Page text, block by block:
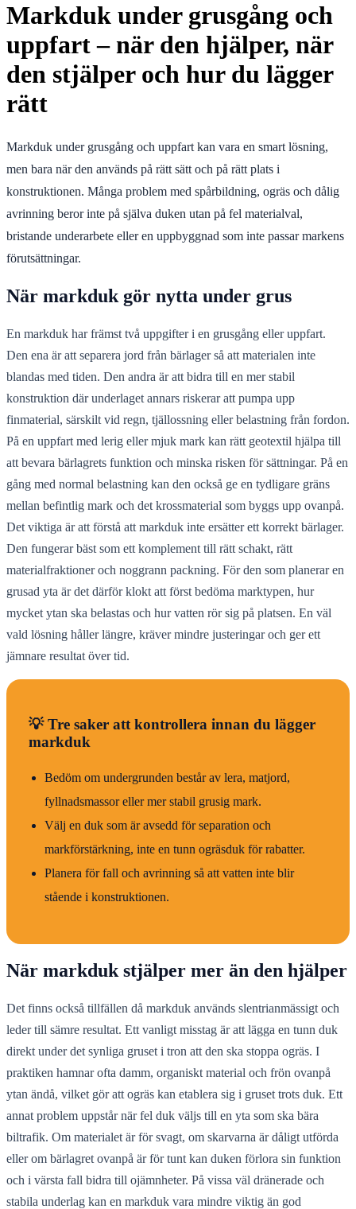
Markduk under grusgång och
uppfart – när den hjälper, när
den stjälper och hur du lägger
rätt
Markduk under grusgång och uppfart kan vara en smart lösning,
men bara när den används på rätt sätt och på rätt plats i
konstruktionen. Många problem med spårbildning, ogräs och dålig
avrinning beror inte på själva duken utan på fel materialval,
bristande underarbete eller en uppbyggnad som inte passar markens
förutsättningar.
När markduk gör nytta under grus
En markduk har främst två uppgifter i en grusgång eller uppfart.
Den ena är att separera jord från bärlager så att materialen inte
blandas med tiden. Den andra är att bidra till en mer stabil
konstruktion där underlaget annars riskerar att pumpa upp
finmaterial, särskilt vid regn, tjällossning eller belastning från fordon.
På en uppfart med lerig eller mjuk mark kan rätt geotextil hjälpa till
att bevara bärlagrets funktion och minska risken för sättningar. På en
gång med normal belastning kan den också ge en tydligare gräns
mellan befintlig mark och det krossmaterial som byggs upp ovanpå.
Det viktiga är att förstå att markduk inte ersätter ett korrekt bärlager.
Den fungerar bäst som ett komplement till rätt schakt, rätt
materialfraktioner och noggrann packning. För den som planerar en
grusad yta är det därför klokt att först bedöma marktypen, hur
mycket ytan ska belastas och hur vatten rör sig på platsen. En väl
vald lösning håller längre, kräver mindre justeringar och ger ett
jämnare resultat över tid.
💡 Tre saker att kontrollera innan du lägger
markduk
Bedöm om undergrunden består av lera, matjord,
fyllnadsmassor eller mer stabil grusig mark.
Välj en duk som är avsedd för separation och
markförstärkning, inte en tunn ogräsduk för rabatter.
Planera för fall och avrinning så att vatten inte blir
stående i konstruktionen.
När markduk stjälper mer än den hjälper
Det finns också tillfällen då markduk används slentrianmässigt och
leder till sämre resultat. Ett vanligt misstag är att lägga en tunn duk
direkt under det synliga gruset i tron att den ska stoppa ogräs. I
praktiken hamnar ofta damm, organiskt material och frön ovanpå
ytan ändå, vilket gör att ogräs kan etablera sig i gruset trots duk. Ett
annat problem uppstår när fel duk väljs till en yta som ska bära
biltrafik. Om materialet är för svagt, om skarvarna är dåligt utförda
eller om bärlagret ovanpå är för tunt kan duken förlora sin funktion
och i värsta fall bidra till ojämnheter. På vissa väl dränerade och
stabila underlag kan en markduk vara mindre viktig än god